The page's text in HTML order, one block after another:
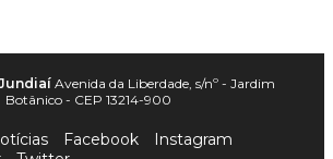
Avenida da Liberdade, s/nº - Jardim
Botânico - CEP 13214-900
Facebook
Instagram